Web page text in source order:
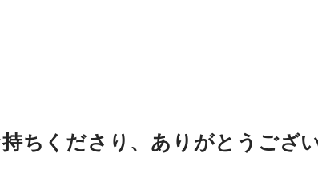
ちくださり、ありがとうござい